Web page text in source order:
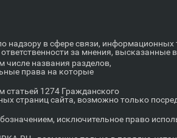
надзору в сфере связи,
за мнения, высказанные
числе названия разделов,
права на которые
статьей 1274 Гражданского
страниц сайта, возможно только
исключительное право